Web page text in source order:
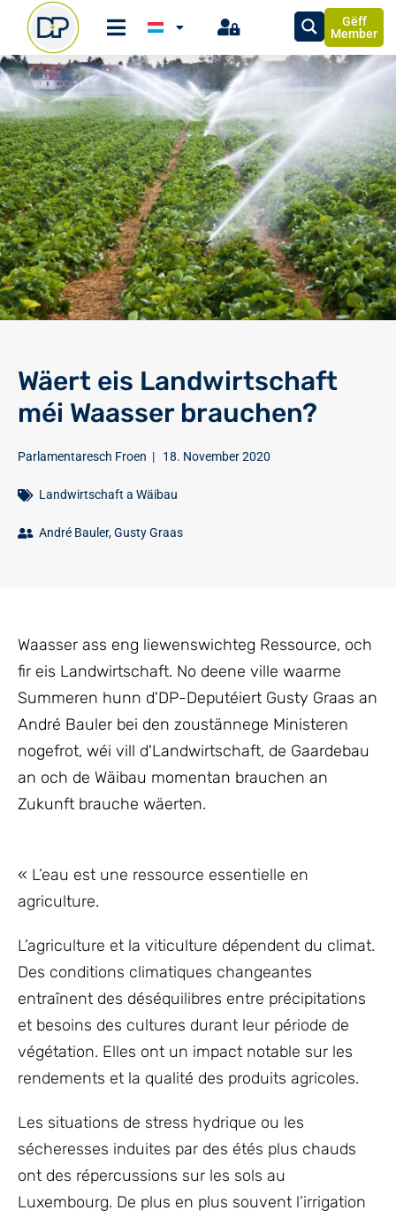
Gëff
Member
Wäert eis Landwirtschaft
méi Waasser brauchen?
Parlamentaresch Froen | 18. November 2020
Landwirtschaft a Wäibau
André Bauler,Gusty Graas
Waasser ass eng liewenswichteg Ressource, och
fir eis Landwirtschaft. No deene ville waarme
Summeren hunn d'DP-Deputéiert Gusty Graas an
André Bauler bei den zoustännege Ministeren
nogefrot, wéi vill d'Landwirtschaft, de Gaardebau
an och de Wäibau momentan brauchen an
Zukunft brauche wäerten.
« L’eau est une ressource essentielle en
agriculture.
L’agriculture et la viticulture dépendent du climat.
Des conditions climatiques changeantes
entraînent des déséquilibres entre précipitations
et besoins des cultures durant leur période de
végétation. Elles ont un impact notable sur les
rendements et la qualité des produits agricoles.
Les situations de stress hydrique ou les
sécheresses induites par des étés plus chauds
ont des répercussions sur les sols au
Luxembourg. De plus en plus souvent l’irrigation